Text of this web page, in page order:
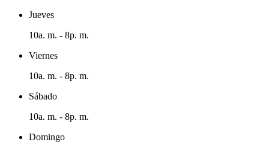
Jueves
10a. m. - 8p. m.
Viernes
10a. m. - 8p. m.
Sábado
10a. m. - 8p. m.
Domingo